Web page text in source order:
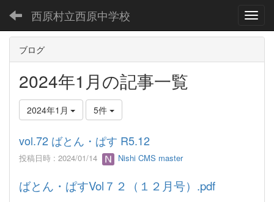
西原村立西原中学校
ブログ
2024年1月の記事一覧
2024年1月 5件
vol.72 ばとん・ぱす R5.12
投稿日時 : 2024/01/14 Nishi CMS master
ばとん・ぱすVol７２（１２月号）.pdf